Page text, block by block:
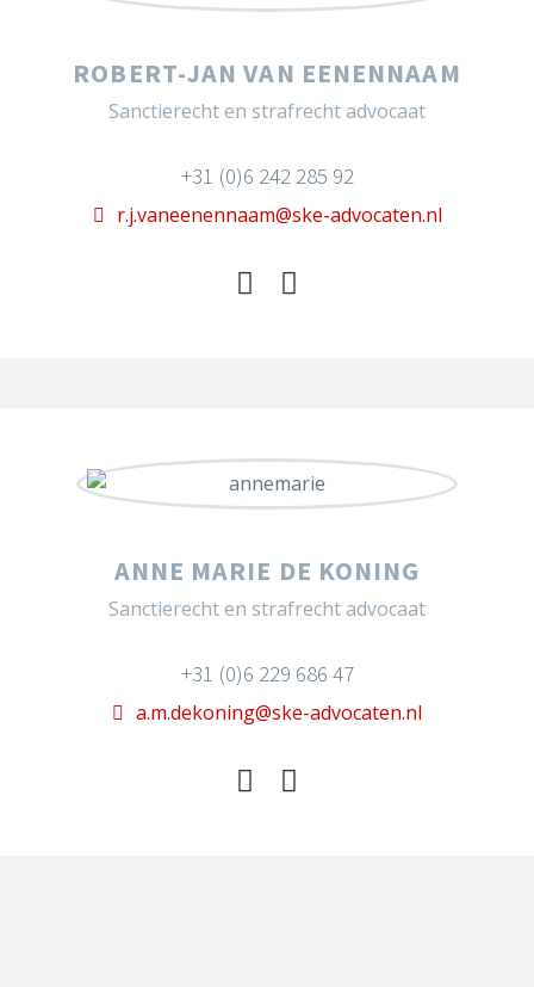
ROBERT-JAN VAN EENENNAAM
Sanctierecht en strafrecht advocaat
+31 (0)6 242 285 92
r.j.vaneenennaam@ske-advocaten.nl
ANNE MARIE DE KONING
Sanctierecht en strafrecht advocaat
+31 (0)6 229 686 47
a.m.dekoning@ske-advocaten.nl